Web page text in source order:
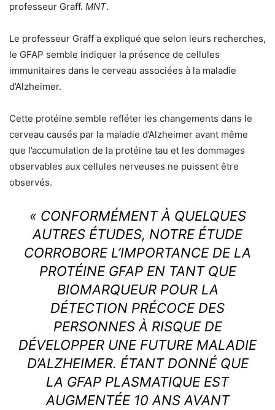
professeur Graff. MNT.
Le professeur Graff a expliqué que selon leurs recherches,
le GFAP semble indiquer la présence de cellules
immunitaires dans le cerveau associées à la maladie
d’Alzheimer.
Cette protéine semble refléter les changements dans le
cerveau causés par la maladie d’Alzheimer avant même
que l’accumulation de la protéine tau et les dommages
observables aux cellules nerveuses ne puissent être
observés.
« CONFORMÉMENT À QUELQUES
AUTRES ÉTUDES, NOTRE ÉTUDE
CORROBORE L’IMPORTANCE DE LA
PROTÉINE GFAP EN TANT QUE
BIOMARQUEUR POUR LA
DÉTECTION PRÉCOCE DES
PERSONNES À RISQUE DE
DÉVELOPPER UNE FUTURE MALADIE
D’ALZHEIMER. ÉTANT DONNÉ QUE
LA GFAP PLASMATIQUE EST
AUGMENTÉE 10 ANS AVANT